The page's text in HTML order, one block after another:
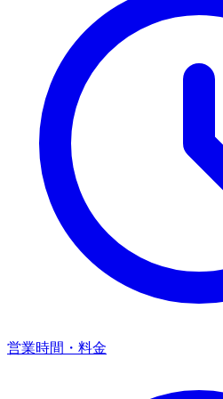
営業時間・料金